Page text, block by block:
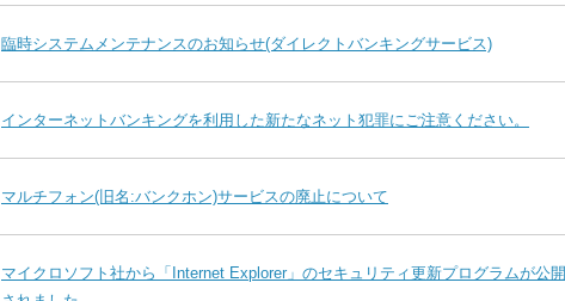
臨時システムメンテナンスのお知らせ(ダイレクトバンキングサービス)
インターネットバンキングを利用した新たなネット犯罪にご注意ください。
マルチフォン(旧名:バンクホン)サービスの廃止について
マイクロソフト社から「Internet Explorer」のセキュリティ更新プログラムが公開